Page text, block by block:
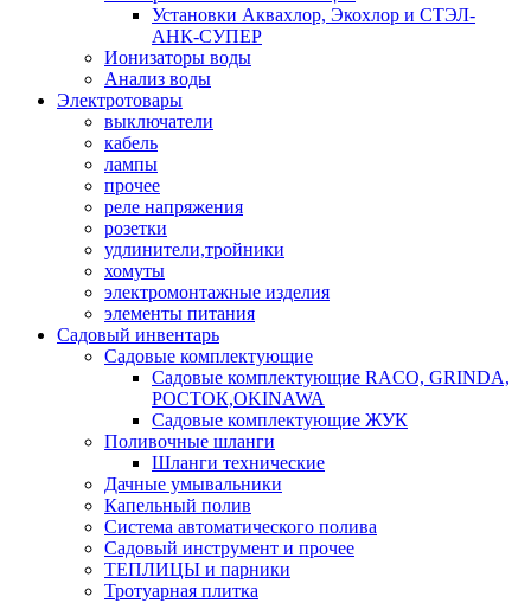
Установки Аквахлор, Экохлор и СТЭЛ-
АНК-СУПЕР
Ионизаторы воды
Анализ воды
Электротовары
выключатели
кабель
лампы
прочее
реле напряжения
розетки
удлинители,тройники
хомуты
электромонтажные изделия
элементы питания
Садовый инвентарь
Садовые комплектующие
Садовые комплектующие RACO, GRINDA,
РОСТОК,OKINAWA
Садовые комплектующие ЖУК
Поливочные шланги
Шланги технические
Дачные умывальники
Капельный полив
Система автоматического полива
Садовый инструмент и прочее
ТЕПЛИЦЫ и парники
Тротуарная плитка